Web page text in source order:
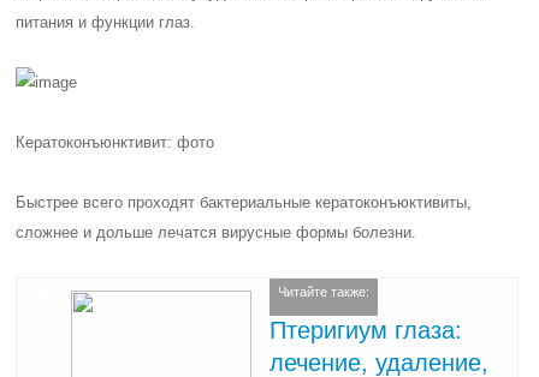
питания и функции глаз.
Кератоконъюнктивит: фото
Быстрее всего проходят бактериальные кератоконъюктивиты,
сложнее и дольше лечатся вирусные формы болезни.
Читайте также:
Птеригиум глаза:
лечение, удаление,